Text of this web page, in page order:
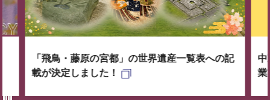
「飛鳥・藤原の宮都」の世界遺産一覧表への記
載が決定しました！
中
業